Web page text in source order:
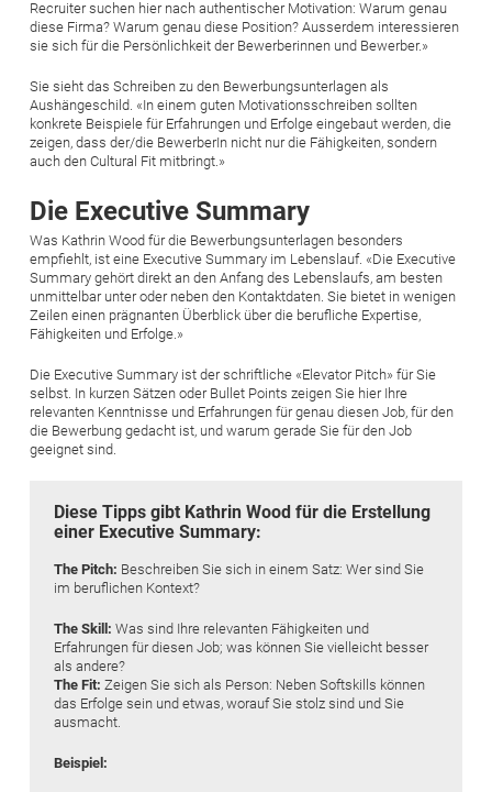
Recruiter suchen hier nach authentischer Motivation: Warum genau
diese Firma? Warum genau diese Position? Ausserdem interessieren
sie sich für die Persönlichkeit der Bewerberinnen und Bewerber.»
Sie sieht das Schreiben zu den Bewerbungsunterlagen als
Aushängeschild. «In einem guten Motivationsschreiben sollten
konkrete Beispiele für Erfahrungen und Erfolge eingebaut werden, die
zeigen, dass der/die BewerberIn nicht nur die Fähigkeiten, sondern
auch den Cultural Fit mitbringt.»
Die Executive Summary
Was Kathrin Wood für die Bewerbungsunterlagen besonders
empfiehlt, ist eine Executive Summary im Lebenslauf. «Die Executive
Summary gehört direkt an den Anfang des Lebenslaufs, am besten
unmittelbar unter oder neben den Kontaktdaten. Sie bietet in wenigen
Zeilen einen prägnanten Überblick über die berufliche Expertise,
Fähigkeiten und Erfolge.»
Die Executive Summary ist der schriftliche «Elevator Pitch» für Sie
selbst. In kurzen Sätzen oder Bullet Points zeigen Sie hier Ihre
relevanten Kenntnisse und Erfahrungen für genau diesen Job, für den
die Bewerbung gedacht ist, und warum gerade Sie für den Job
geeignet sind.
Diese Tipps gibt Kathrin Wood für die Erstellung
einer Executive Summary:
The Pitch: Beschreiben Sie sich in einem Satz: Wer sind Sie
im beruflichen Kontext?
The Skill: Was sind Ihre relevanten Fähigkeiten und
Erfahrungen für diesen Job; was können Sie vielleicht besser
als andere?
The Fit: Zeigen Sie sich als Person: Neben Softskills können
das Erfolge sein und etwas, worauf Sie stolz sind und Sie
ausmacht.
Beispiel: